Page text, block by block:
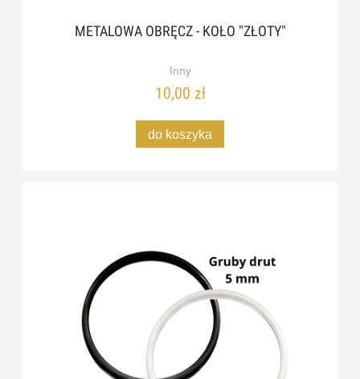
METALOWA OBRĘCZ - KOŁO "ZŁOTY"
Inny
10,00 zł
do koszyka